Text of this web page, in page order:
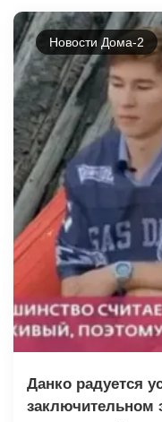
Новости Дома-2
Данко радуется
заключительном